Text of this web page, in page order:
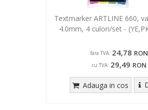
Textmarker ARTLINE 660,
4.0mm, 4 culori/set -
fara TVA: 24,78 RON
cu TVA: 29,49 RON
Adauga in cos